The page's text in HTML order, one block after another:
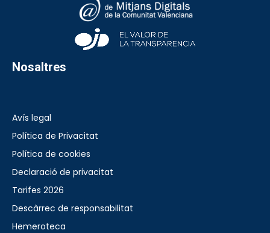
Nosaltres
Avís legal
Política de Privacitat
Política de cookies
Declaració de privacitat
Tarifes 2026
Descàrrec de responsabilitat
Hemeroteca